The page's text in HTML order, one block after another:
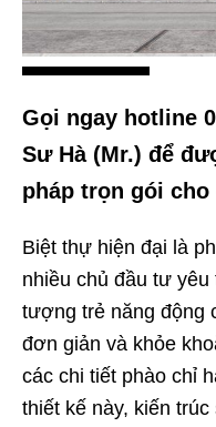
Gọi ngay hotline
Sư Hà (Mr.) để
pháp trọn gói cho
Biệt thự hiện đại là
nhiều chủ đầu tư
tượng trẻ năng động
đơn giản và khỏe
các chi tiết phào chỉ
thiết kế này, kiến